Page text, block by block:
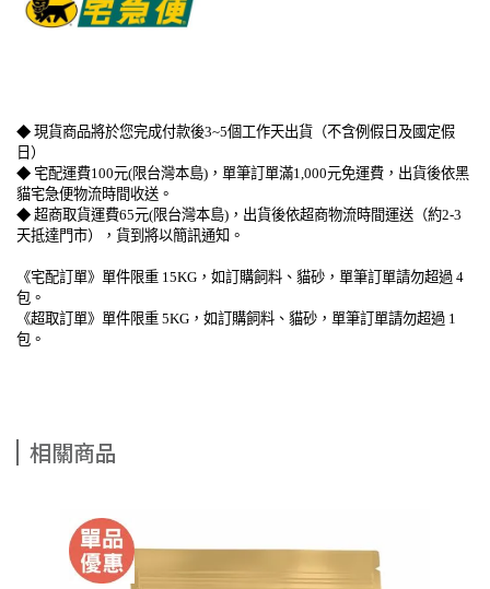
◆ 現貨商品將於您完成付款後3~5個工作天出貨（不含例假日及國定假
日）
◆ 宅配運費100元(限台灣本島)，單筆訂單滿1,000元免運費，出貨後依黑
貓宅急便物流時間收送。
◆ 超商取貨運費65元(限台灣本島)，出貨後依超商物流時間運送（約2-3
天抵達門市），貨到將以簡訊通知。
《宅配訂單》單件限重 15KG，如訂購飼料、貓砂，單筆訂單請勿超過 4
包。
《超取訂單》單件限重 5KG，如訂購飼料、貓砂，單筆訂單請勿超過 1
包。
相關商品